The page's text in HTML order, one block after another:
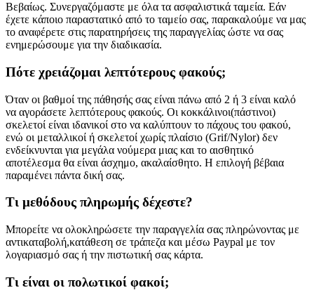
Βεβαίως. Συνεργαζόμαστε με όλα τα ασφαλιστικά ταμεία. Εάν
έχετε κάποιο παραστατικό από το ταμείο σας, παρακαλούμε να μας
το αναφέρετε στις παρατηρήσεις της παραγγελίας ώστε να σας
ενημερώσουμε για την διαδικασία.
Πότε χρειάζομαι λεπτότερους φακούς;
Όταν οι βαθμοί της πάθησής σας είναι πάνω από 2 ή 3 είναι καλό
να αγοράσετε λεπτότερους φακούς. Οι κοκκάλινοι(πάστινοι)
σκελετοί είναι ιδανικοί στο να καλύπτουν το πάχους του φακού,
ενώ οι μεταλλικοί ή σκελετοί χωρίς πλαίσιο (Grif/Nylor) δεν
ενδείκνυνται για μεγάλα νούμερα μιας και το αισθητικό
αποτέλεσμα θα είναι άσχημο, ακαλαίσθητο. Η επιλογή βέβαια
παραμένει πάντα δική σας.
Τι μεθόδους πληρωμής δέχεστε?
Μπορείτε να ολοκληρώσετε την παραγγελία σας πληρώνοντας με
αντικαταβολή,κατάθεση σε τράπεζα και μέσω Paypal με τον
λογαριασμό σας ή την πιστωτική σας κάρτα.
Τι είναι οι πολωτικοί φακοί;